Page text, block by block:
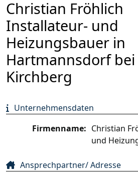
Christian Fröhlich
Installateur- und
Heizungsbauer in
Hartmannsdorf bei
Kirchberg
Unternehmensdaten
Firmenname: Christian
und
Ansprechpartner/ Adresse